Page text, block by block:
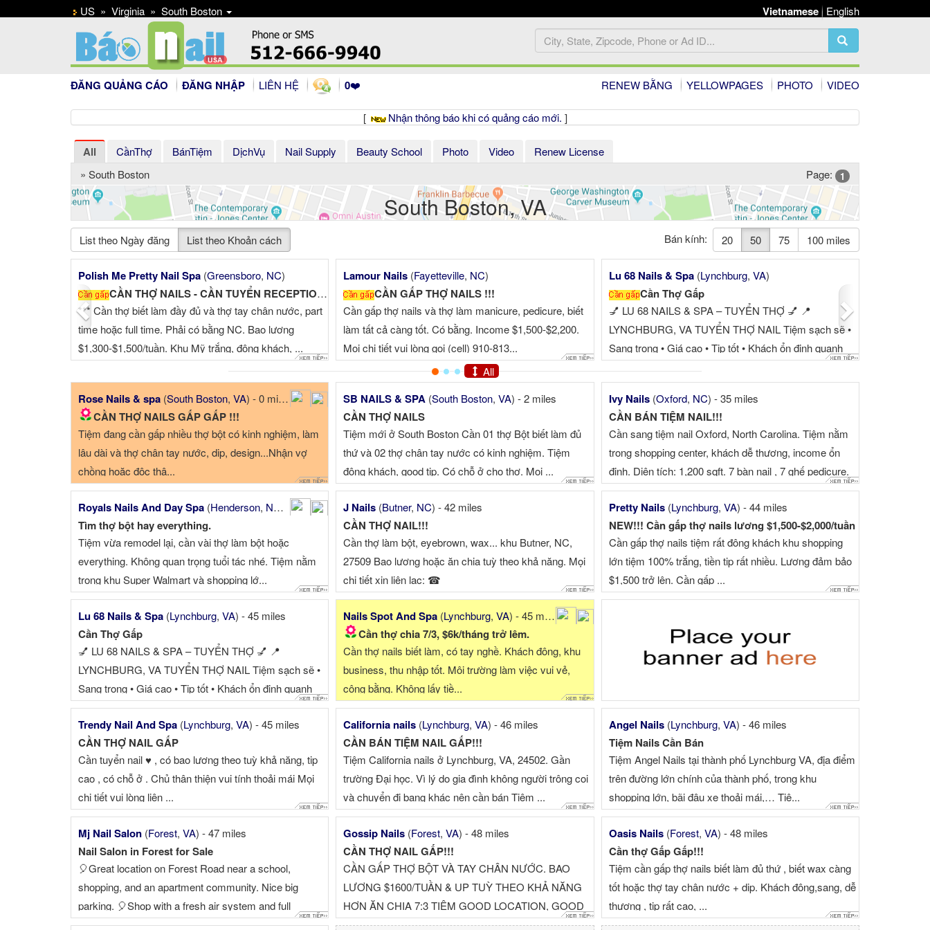
Vietnamese English
US » Virginia » South Boston
RENEW BẰNG YELLOWPAGES PHOTO VIDEO
ĐĂNG QUẢNG CÁO ĐĂNG NHẬP LIÊN HỆ 0❤️
[ Nhận thông báo khi có quảng cáo mới. ]
All CầnThợ BánTiệm DịchVụ Nail Supply Beauty School Photo Video
Renew License
» South Boston
Page: 1
South Boston, VA
List theo Ngày đăng List theo Khoản cách 20 50 75 100 miles
Bán kính:
All
Polish Me Pretty Nail Spa (Greensboro, NC)
CẦN THỢ NAILS - CẦN TUYỂN RECEPTIONIS!!!
*** Cần thợ biết làm đầy đủ và thợ tay chân nước, part
time hoặc full time. Phải có bằng NC. Bao lương
$1,300-$1,500/tuần. Khu Mỹ trắng, đông khách, ...
Lamour Nails (Fayetteville, NC)
CẦN GẤP THỢ NAILS !!!
Cần gấp thợ nails và thợ làm manicure, pedicure, biết
làm tất cả càng tốt. Có bằng. Income $1,500-$2,200.
Mọi chi tiết vui lòng gọi (cell) 910-813...
Lu 68 Nails & Spa (Lynchburg, VA)
Cần Thợ Gấp
💅 LU 68 NAILS & SPA – TUYỂN THỢ 💅 📍
LYNCHBURG, VA TUYỂN THỢ NAIL Tiệm sạch sẽ •
Sang trọng • Giá cao • Tip tốt • Khách ổn định quanh
Previous Next
Rose Nails & spa (South Boston, VA) - 0 miles
CẦN THỢ NAILS GẤP GẤP !!!
Tiệm đang cần gấp nhiều thợ bột có kinh nghiệm, làm
lâu dài và thợ chân tay nước, dip, design...Nhận vợ
chồng hoặc độc thâ...
SB NAILS & SPA (South Boston,VA) - 2 miles
CẦN THỢ NAILS
Tiệm mới ở South Boston Cần 01 thợ Bột biết làm đủ
thứ và 02 thợ chân tay nước có kinh nghiệm. Tiệm
đông khách, good tip. Có chỗ ở cho thợ. Mọi ...
Ivy Nails (Oxford, NC) - 35 miles
CẦN BÁN TIỆM NAIL!!!
Cần sang tiệm nail Oxford, North Carolina. Tiệm nằm
trong shopping center, khách dễ thương, income ổn
định. Diện tích: 1,200 sqft. 7 bàn nail , 7 ghế pedicure.
Rent: $2,631/tháng. Income năm 2025 (...
Royals Nails And Day Spa (Henderson, NC ) - 38 miles
Tìm thợ bột hay everything.
Tiệm vừa remodel lại, cần vài thợ làm bột hoặc
everything. Không quan trọng tuổi tác nhé. Tiệm nằm
trong khu Super Walmart và shopping lớ...
J Nails (Butner, NC) - 42 miles
CẦN THỢ NAIL!!!
Cần thợ làm bột, eyebrown, wax... khu Butner, NC,
27509 Bao lương hoặc ăn chia tuỳ theo khả năng. Mọi
chi tiết xin liên lạc: ☎
Pretty Nails (Lynchburg, VA) - 44 miles
NEW!!! Cần gấp thợ nails lương $1,500-$2,000/tuần
Cần gấp thợ nails tiệm rất đông khách khu shopping
lớn tiệm 100% trắng, tiền tip rất nhiều. Lương đảm bảo
$1,500 trở lên. Cần gấp ...
Lu 68 Nails & Spa (Lynchburg, VA) - 45 miles
Cần Thợ Gấp
💅 LU 68 NAILS & SPA – TUYỂN THỢ 💅 📍
LYNCHBURG, VA TUYỂN THỢ NAIL Tiệm sạch sẽ •
Sang trọng • Giá cao • Tip tốt • Khách ổn định quanh
năm ⭐ PHÙ HỢP CHO THỢ MUỐN LÀ...
Nails Spot And Spa (Lynchburg,VA) - 45 miles
Cần thợ chia 7/3, $6k/tháng trở lêm.
Cần thợ nails biết làm, có tay nghề. Khách đông, khu
business, thu nhập tốt. Môi trường làm việc vui vẻ,
công bằng. Không lấy tiề...
Trendy Nail And Spa (Lynchburg, VA) - 45 miles
CẦN THỢ NAIL GẤP
Cần tuyển nail ♥️ , có bao lương theo tuỳ khả năng, tip
cao , có chỗ ở . Chủ thân thiện vui tính thoải mái Mọi
chi tiết vui lòng liên ...
California nails (Lynchburg,VA) - 46 miles
CẦN BÁN TIỆM NAIL GẤP!!!
Tiệm California nails ở Lynchburg, VA, 24502. Gần
trường Đại học. Vì lý do gia đình không người trông coi
và chuyển đi bang khác nên cần bán Tiệm ...
Angel Nails (Lynchburg, VA) - 46 miles
Tiệm Nails Cần Bán
Tiệm Angel Nails tại thành phố Lynchburg VA, địa điểm
trên đường lớn chính của thành phố, trong khu
shopping lớn, bãi đậu xe thoải mái,… Tiệ...
Mj Nail Salon (Forest, VA) - 47 miles
Nail Salon in Forest for Sale
🎈Great location on Forest Road near a school,
shopping, and an apartment community. Nice big
parking. 🎈Shop with a fresh air system and full
supplies. High-end decoration, no repair needed. 🎈
Gossip Nails (Forest,VA) - 48 miles
CẦN THỢ NAIL GẤP!!!
CẦN GẤP THỢ BỘT VÀ TAY CHÂN NƯỚC. BAO
LƯƠNG $1600/TUẦN & UP TUỲ THEO KHẢ NĂNG
HƠN ĂN CHIA 7:3 TIỆM GOOD LOCATION, GOOD
TIP. TIỆM KHÔNG TRỪ TIỀ...
Oasis Nails (Forest, VA) - 48 miles
Cần thợ Gấp Gấp!!!
Tiệm cần gấp thợ nails biết làm đủ thứ , biết wax càng
tốt hoặc thợ tay chân nước + dip. Khách đông,sang, dễ
thương , tip rất cao, ...